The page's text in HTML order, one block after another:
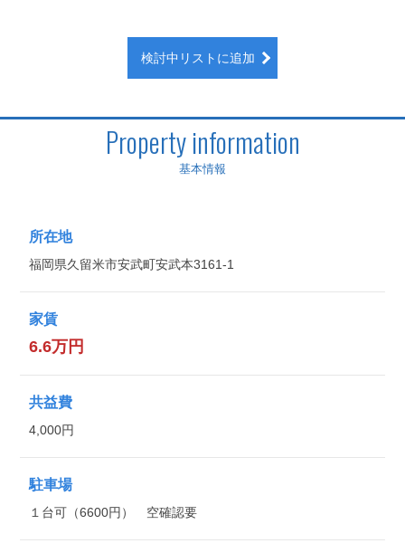
検討中リストに追加
Property information
基本情報
所在地
福岡県久留米市安武町安武本3161-1
家賃
6.6万円
共益費
4,000円
駐車場
１台可（6600円） 空確認要